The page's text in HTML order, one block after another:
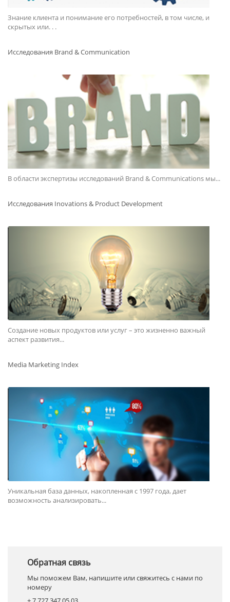
Знание клиента и понимание его потребностей, в том числе, и
скрытых или. . .
Исследования Brand & Communication
В области экспертизы исследований Brand & Communications мы...
Исследования Inovations & Product Development
Создание новых продуктов или услуг – это жизненно важный
аспект развития...
Media Marketing Index
Уникальная база данных, накопленная с 1997 года, дает
возможность анализировать...
Обратная связь
Мы поможем Вам, напишите или свяжитесь с нами по
номеру